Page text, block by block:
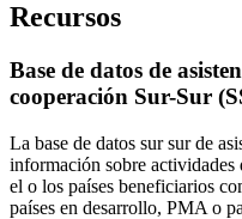
Recursos
Base de datos de
cooperación Sur-Sur
La base de datos sur sur de
información sobre actividades
el o los países beneficiarios
países en desarrollo, PMA o